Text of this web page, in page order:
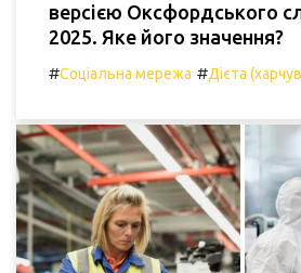
версією Оксфордського
2025. Яке його значення?
#Соціальна мережа #Дієта